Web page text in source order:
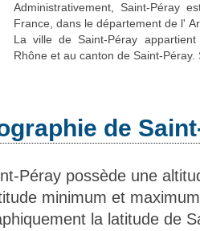
Administrativement, Saint-Péray
France, dans le département de l'
La ville de Saint-Péray
Rhône et au canton de Saint-
de
Péray possède une
minimum et
la latitude de